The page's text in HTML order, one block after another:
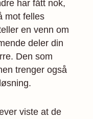
har fått nok,
mot felles
en venn om
deler din
Den som
trenger også
viste at de